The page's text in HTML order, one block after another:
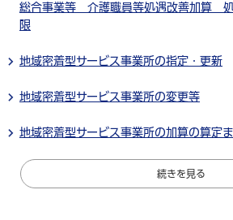
総合事業等 介護職員等処遇改善加算 処
限
地域密着型サービス事業所の指定・更新
地域密着型サービス事業所の変更等
地域密着型サービス事業所の加算の算定
続きを見る